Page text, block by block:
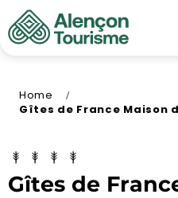
Aller
au
contenu
Home
Gîtes de France Maison
Gîtes de